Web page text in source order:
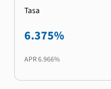
Tasa
6.375%
APR6.966%